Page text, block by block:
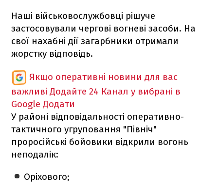
Наші військовослужбовці рішуче
застосовували чергові вогневі засоби. На
свої нахабні дії загарбники отримали
жорстку відповідь.
Якщо оперативні новини для вас
важливі Додайте 24 Канал у вибрані в
Google Додати
У районі відповідальності оперативно-
тактичного угруповання "Північ"
проросійські бойовики відкрили вогонь
неподалік:
Оріхового;